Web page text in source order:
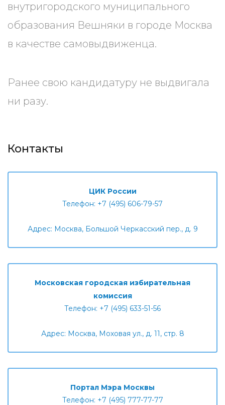
внутригородского муниципального
образования Вешняки в городе Москва
в качестве самовыдвиженца.
Ранее свою кандидатуру не выдвигала
ни разу.
Контакты
ЦИК России
Телефон: +7 (495) 606-79-57
Адрес: Москва, Большой Черкасский пер., д. 9
Московская городская избирательная
комиссия
Телефон: +7 (495) 633-51-56
Адрес: Москва, Моховая ул., д. 11, стр. 8
Портал Мэра Москвы
Телефон: +7 (495) 777-77-77